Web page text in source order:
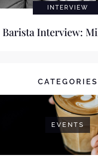
INTERVIEW
Barista Interview:
CATEGORIES
EVENTS